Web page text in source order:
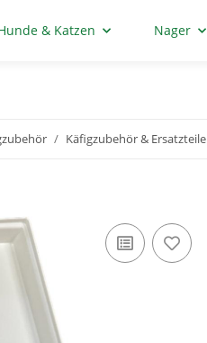
& Katzen Nager
Käfigzubehör & Ersatzteile